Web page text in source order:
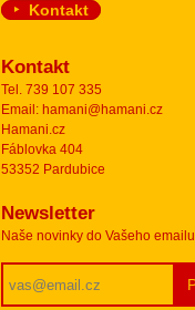
Kontakt
Kontakt
Tel. 739 107 335
Email: hamani@hamani.cz
Hamani.cz
Fáblovka 404
53352 Pardubice
Newsletter
Naše novinky do Vašeho emailu